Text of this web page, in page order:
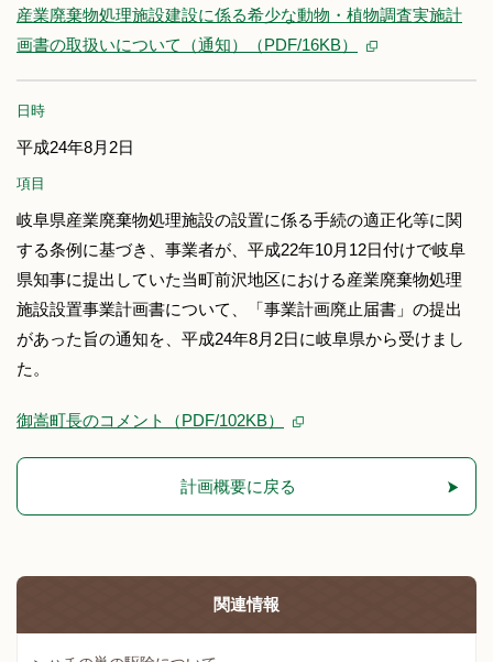
産業廃棄物処理施設建設に係る希少な動物・植物調査実施計
画書の取扱いについて（通知）（PDF/16KB）
日時
平成24年8月2日
項目
岐阜県産業廃棄物処理施設の設置に係る手続の適正化等に関
する条例に基づき、事業者が、平成22年10月12日付けで岐阜
県知事に提出していた当町前沢地区における産業廃棄物処理
施設設置事業計画書について、「事業計画廃止届書」の提出
があった旨の通知を、平成24年8月2日に岐阜県から受けまし
た。
御嵩町長のコメント（PDF/102KB）
計画概要に戻る
関連情報